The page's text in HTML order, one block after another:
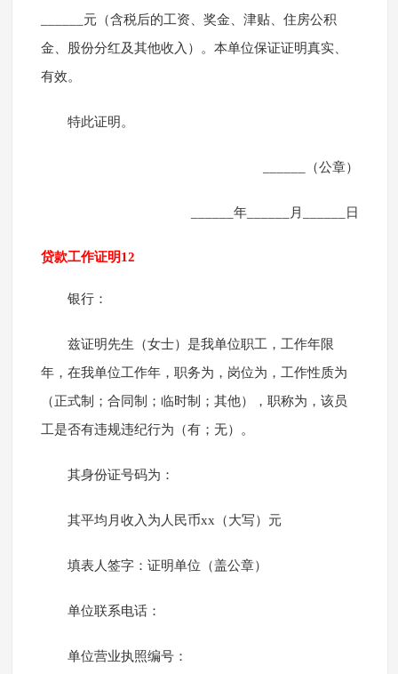
______元（含税后的工资、奖金、津贴、住房公积
金、股份分红及其他收入）。本单位保证证明真实、
有效。
特此证明。
______（公章）
______年______月______日
贷款工作证明12
银行：
兹证明先生（女士）是我单位职工，工作年限
年，在我单位工作年，职务为，岗位为，工作性质为
（正式制；合同制；临时制；其他），职称为，该员
工是否有违规违纪行为（有；无）。
其身份证号码为：
其平均月收入为人民币xx（大写）元
填表人签字：证明单位（盖公章）
单位联系电话：
单位营业执照编号：